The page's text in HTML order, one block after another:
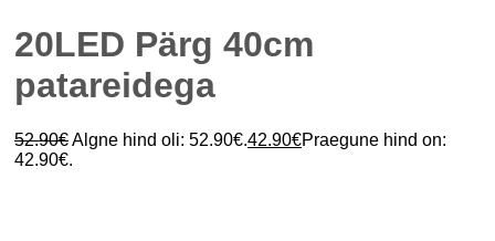
20LED Pärg 40cm
patareidega
52.90€Algne hind oli: 52.90€.42.90€Praegune hind on:
42.90€.